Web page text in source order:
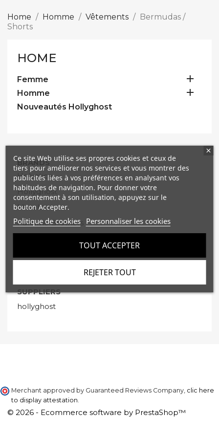
Home Homme Vêtements
Bermudas /
Shorts
HOME
Femme 
Homme 
Nouveautés Hollyghost
BRANDS
Helvetica
Hollyghost
Mazalito
Paname Brothers
SUPPLIERS
hollyghost
Ce site Web utilise ses propres cookies et ceux de
tiers pour améliorer nos services et vous montrer des
publicités liées à vos préférences en analysant vos
habitudes de navigation. Pour donner votre
consentement à son utilisation, appuyez sur le
bouton Accepter.
Politique de cookies Personnaliser les cookies
REJETER TOUT
TOUT ACCEPTER
Merchant approved by Guaranteed Reviews Company, clic here
to display attestation.
© 2026 - Ecommerce software by PrestaShop™